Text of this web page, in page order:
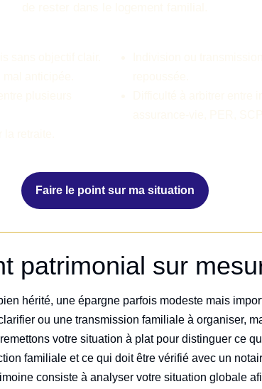
Faire le point sur ma situation
patrimonial sur
hérité, une épargne parfois modeste mais
ou une transmission familiale à organiser,
votre situation à plat pour distinguer ce
familiale et ce qui doit être vérifié avec un
consiste à analyser votre situation globale